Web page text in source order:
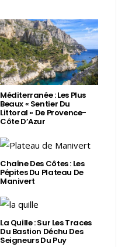
Méditerranée : Les Plus
Beaux « Sentier Du
Littoral » De Provence-
Côte D’Azur
Chaîne Des Côtes : Les
Pépites Du Plateau De
Manivert
La Quille : Sur Les Traces
Du Bastion Déchu Des
Seigneurs Du Puy